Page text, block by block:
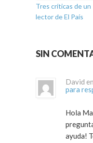
Tres críticas de un
lector de El País
SIN
para
Hola
ayuda!